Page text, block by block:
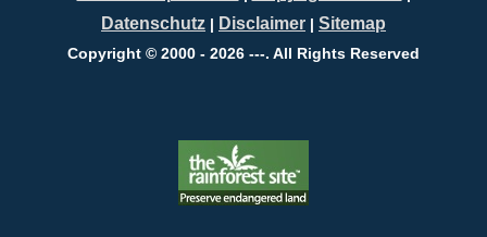
Datenschutz | Disclaimer | Sitemap
Copyright © 2000 - 2026 ---. All Rights Reserved